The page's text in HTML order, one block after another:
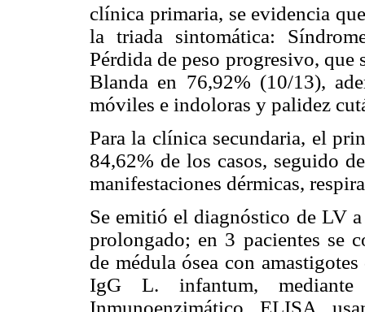
clínica primaria, se evidencia
la triada sintomática:
Pérdida de peso progresivo, que
Blanda en 76,92% (10/13),
móviles e indoloras y palidez
Para la clínica secundaria, el
84,62% de los casos, seguido
manifestaciones dérmicas,
Se emitió el diagnóstico de LV
prolongado; en 3 pacientes se
de médula ósea con
IgG L. infantum,